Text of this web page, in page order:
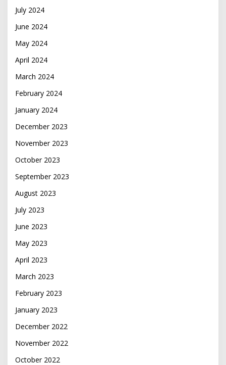
July 2024
June 2024
May 2024
April 2024
March 2024
February 2024
January 2024
December 2023
November 2023
October 2023
September 2023
August 2023
July 2023
June 2023
May 2023
April 2023
March 2023
February 2023
January 2023
December 2022
November 2022
October 2022